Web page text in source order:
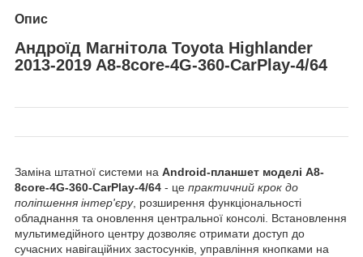
Опис
Андроїд Магнітола Toyota Highlander
2013-2019 A8-8core-4G-360-CarPlay-4/64
Заміна штатної системи на Android-планшет моделі A8-
8core-4G-360-CarPlay-4/64 - це практичний крок до
поліпшення інтер'єру, розширення функціональності
обладнання та оновлення центральної консолі. Встановлення
мультимедійного центру дозволяє отримати доступ до
сучасних навігаційних застосунків, управління кнопками на